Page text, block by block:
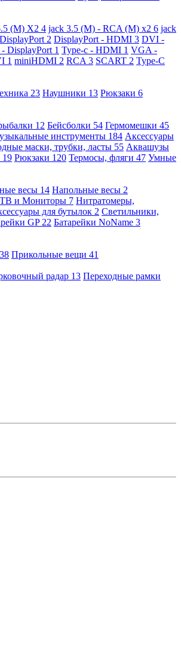
(M) X2 4 jack 3.5 (M) - RCA (M) x2 6 jack
2 DisplayPort - HDMI 3 DVI -
DisplayPort 1 Type-c - HDMI 1 VGA -
1 miniHDMI 2 RCA 3 SCART 2 Type-C
23 Наушники 13 Рюкзаки 6
12 Бейсболки 54 Гермомешки 45
инструменты 184 Аксессуары
маски, трубки, ласты 55 Аквашузы
19 Рюкзаки 120 Термосы, фляги 47 Умные
весы 14 Напольные весы 2
и Мониторы 7 Нитратомеры,
для бутылок 2 Светильники,
GP 22 Батарейки NoName 3
38 Прикольные вещи 41
радар 13 Переходные рамки